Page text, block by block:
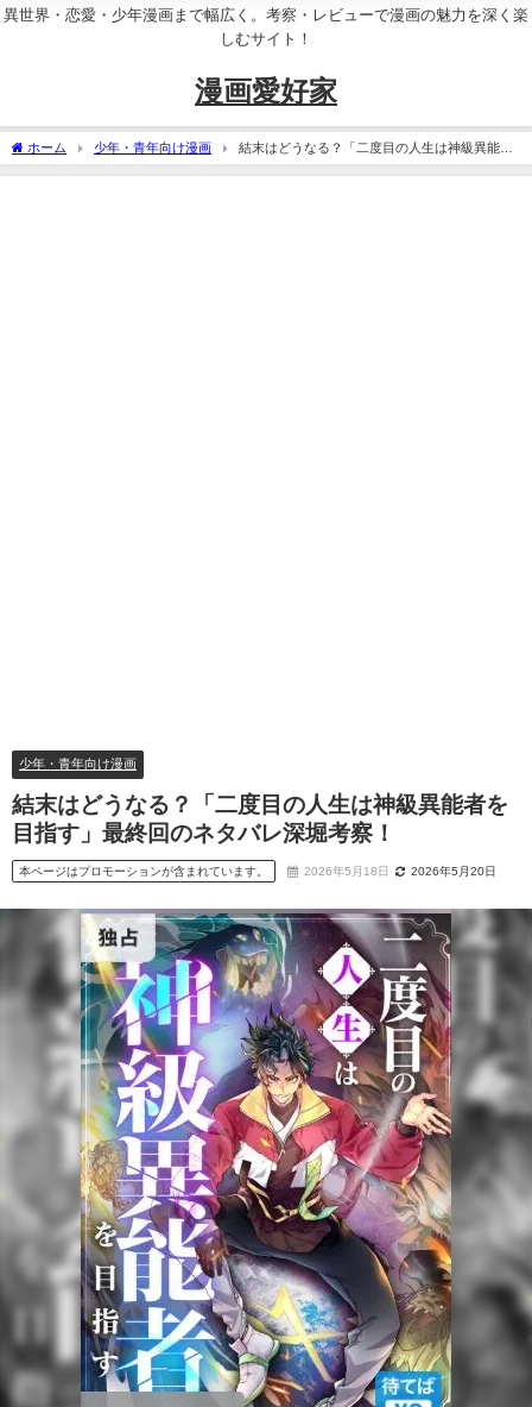
異世界・恋愛・少年漫画まで幅広く。考察・レビューで漫画の魅力を深く楽
しむサイト！
漫画愛好家
ホーム 少年・青年向け漫画
結末はどうなる？「二度目の人生は神級異能者
を目指す」最終回のネタバレ深堀考察！
少年・青年向け漫画
結末はどうなる？「二度目の人生は神級異能者を
目指す」最終回のネタバレ深堀考察！
本ページはプロモーションが含まれています。 2026年5月18日 2026年5月20日